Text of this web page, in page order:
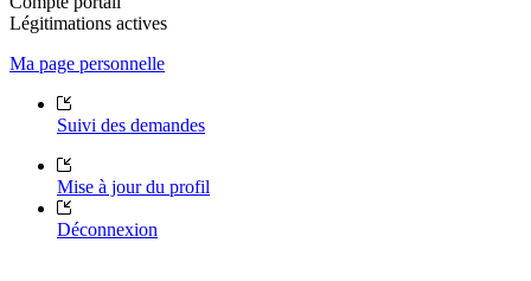
Légitimations actives
Ma page personnelle
Suivi des demandes
Mise à jour du profil
Déconnexion